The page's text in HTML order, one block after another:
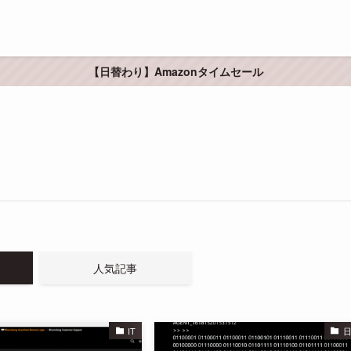
【日替わり】Amazonタイムセール
人気記事
IT